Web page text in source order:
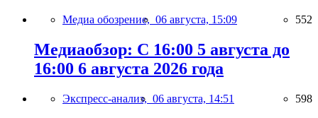
Медиа обозрение, 06 августа, 15:09 552
Медиаобзор: С 16:00 5 августа до
16:00 6 августа 2026 года
Экспресс-анализ, 06 августа, 14:51 598